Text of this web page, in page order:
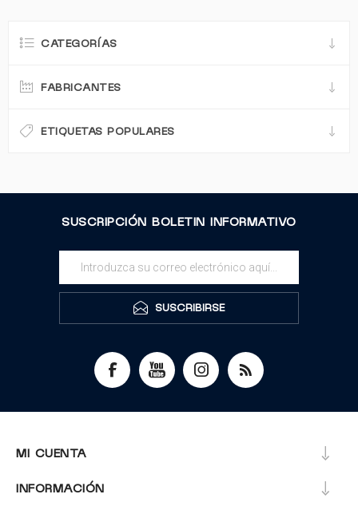
CATEGORÍAS
FABRICANTES
ETIQUETAS POPULARES
SUSCRIPCIÓN BOLETIN INFORMATIVO
SUSCRIBIRSE
MI CUENTA
INFORMACIÓN